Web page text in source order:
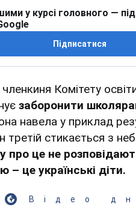
у курсі головного —
Підписатися
Комітету
заборонити
навела у приклад
третій стикається з
про це не
– це українські діти.
Відео